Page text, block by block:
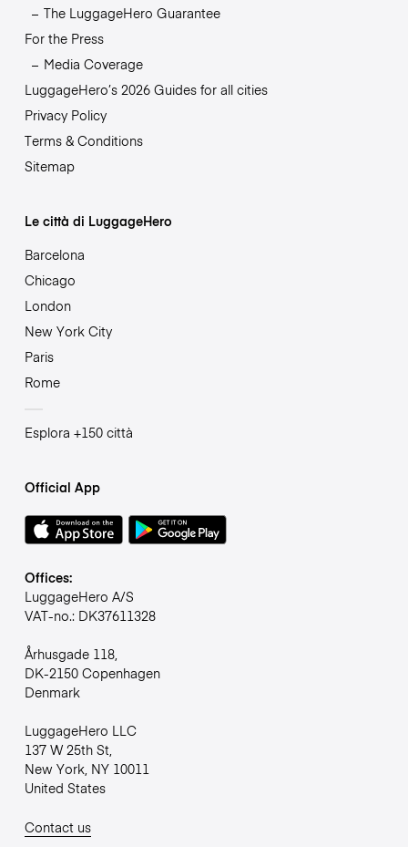
The LuggageHero Guarantee
For the Press
Media Coverage
LuggageHero’s 2026 Guides for all cities
Privacy Policy
Terms & Conditions
Sitemap
Le città di LuggageHero
Barcelona
Chicago
London
New York City
Paris
Rome
Esplora +150 città
Official App
Offices:
LuggageHero A/S
VAT-no.: DK37611328
Århusgade 118,
DK-2150 Copenhagen
Denmark
LuggageHero LLC
137 W 25th St,
New York, NY 10011
United States
Contact us